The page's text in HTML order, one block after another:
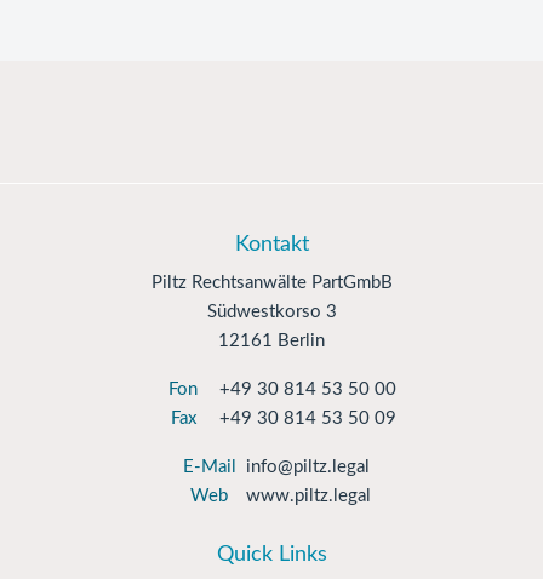
Kontakt
Piltz Rechtsanwälte PartGmbB
Südwestkorso 3
12161 Berlin
Fon
+49 30 814 53 50 00
Fax
+49 30 814 53 50 09
E-Mail
info@piltz.legal
Web
www.piltz.legal
Quick Links